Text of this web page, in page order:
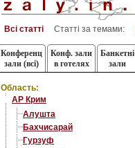
Всі статті Статті за темами:
Конференц
зали (всі)
Конф. зали
в готелях
Банкетні
зали
Область:
АР Крим
Алушта
Бахчисарай
Гурзуф